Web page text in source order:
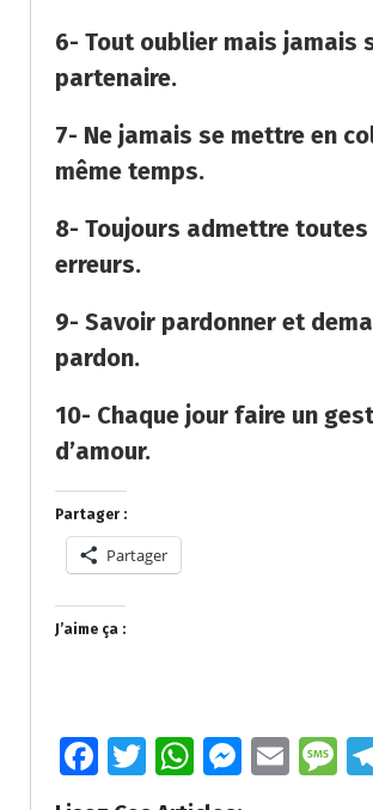
6- Tout oublier mais jamais
partenaire.
7- Ne jamais se mettre en
même temps.
8- Toujours admettre toutes
erreurs.
9- Savoir pardonner et
pardon.
10- Chaque jour faire un
d’amour.
Partager :
Partager
J’aime ça :
Fa
ce
T
wi
W
h
M
E
M